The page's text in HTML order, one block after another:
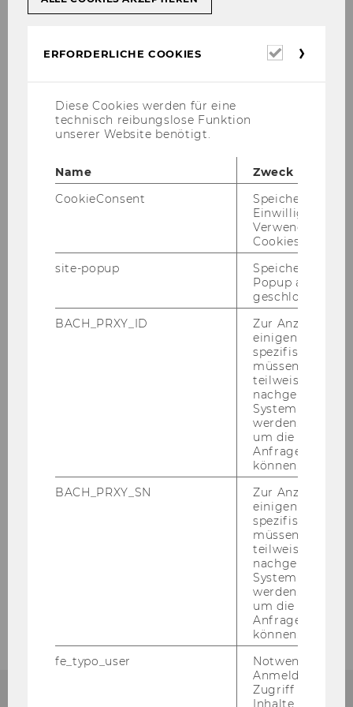
Forschung
Green HRM
Ablauf des Projekts
ERFORDERLICHE COOKIES
Diese Cookies werden für eine
technisch reibungslose Funktion
unserer Website benötigt.
Name
Zweck
CookieConsent
Speichert Ihre
Einwilligung zur
Verwendung von
Cookies.
site-popup
Speichert ob ein
Popup
geschlossen
BACH_PRXY_ID
Zur Anzeige von
einigen WU-
spezifischen
müssen
teilweise von
nachgelagerten
System
werden.
um die Antwort
Anfrage
können.
BACH_PRXY_SN
Zur Anzeige von
einigen WU-
spezifischen
müssen
teilweise von
nachgelagerten
System
werden.
um die Antwort
Anfrage
können.
fe_typo_user
Notwendig für
Anmeldung und
Zugriff auf
Inhalte oder zur